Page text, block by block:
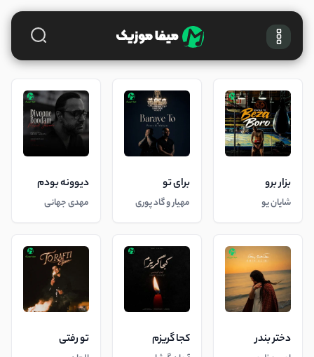
بزار برو
شایان یو
برای تو
مهیار و گاد پوری
دیوونه بودم
مهدی جهانی
دختر بندر کجا گریزم تو رفتی